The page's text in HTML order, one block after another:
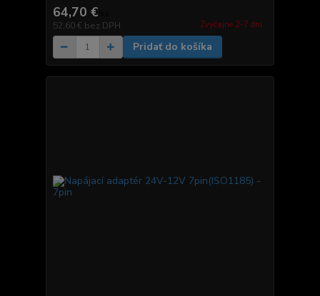
64,70 €
52,60 € bez DPH Zvyčajne 2-7 dni.
Pridať do košíka